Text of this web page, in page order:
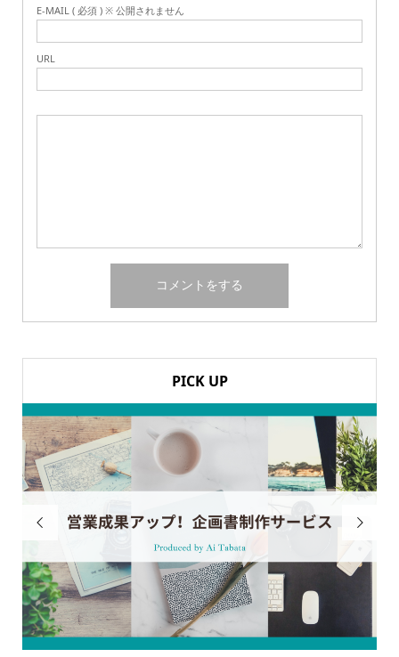
E-MAIL ( 必須 ) ※ 公開されません
URL
PICK UP
 